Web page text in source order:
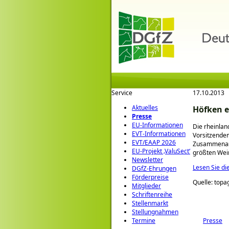
Service
Aktuelles
Presse
EU-Informationen
EVT-Informationen
EVT/EAAP 2026
EU-Projekt ‚ValuSect‘
Newsletter
DGfZ-Ehrungen
Förderpreise
Mitglieder
Schriftenreihe
Stellenmarkt
Stellungnahmen
Termine
17.10.2013
Höfken
Die
größten
Lesen Sie
Quelle:
Presse